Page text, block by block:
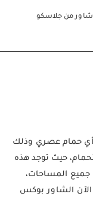
شاور من جلاسكو
حمام عصري وذلك
حيث توجد هذه
جميع المساحات،
الشاور بوكس